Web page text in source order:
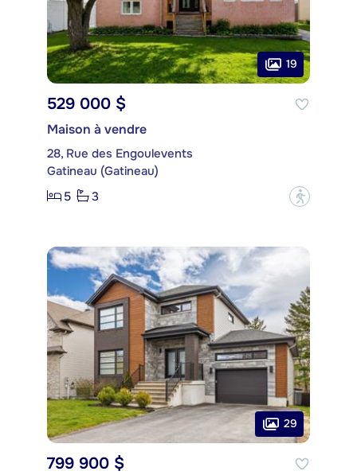
19
529 000 $
Maison à vendre
28, Rue des Engoulevents
Gatineau (Gatineau)
5
3 ?
29
799 900 $